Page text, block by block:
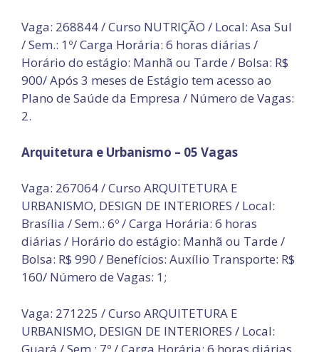
Vaga: 268844 / Curso NUTRIÇÃO / Local: Asa Sul
/ Sem.: 1º/ Carga Horária: 6 horas diárias /
Horário do estágio: Manhã ou Tarde / Bolsa: R$
900/ Após 3 meses de Estágio tem acesso ao
Plano de Saúde da Empresa / Número de Vagas:
2.
Arquitetura e Urbanismo – 05 Vagas
Vaga: 267064 / Curso ARQUITETURA E
URBANISMO, DESIGN DE INTERIORES / Local:
Brasília / Sem.: 6º / Carga Horária: 6 horas
diárias / Horário do estágio: Manhã ou Tarde /
Bolsa: R$ 990 / Benefícios: Auxílio Transporte: R$
160/ Número de Vagas: 1;
Vaga: 271225 / Curso ARQUITETURA E
URBANISMO, DESIGN DE INTERIORES / Local:
Guará / Sem.: 7º / Carga Horária: 6 horas diárias